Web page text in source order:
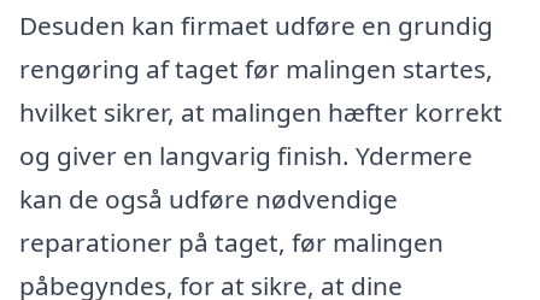
Desuden kan firmaet udføre en grundig
rengøring af taget før malingen startes,
hvilket sikrer, at malingen hæfter korrekt
og giver en langvarig finish. Ydermere
kan de også udføre nødvendige
reparationer på taget, før malingen
påbegyndes, for at sikre, at dine